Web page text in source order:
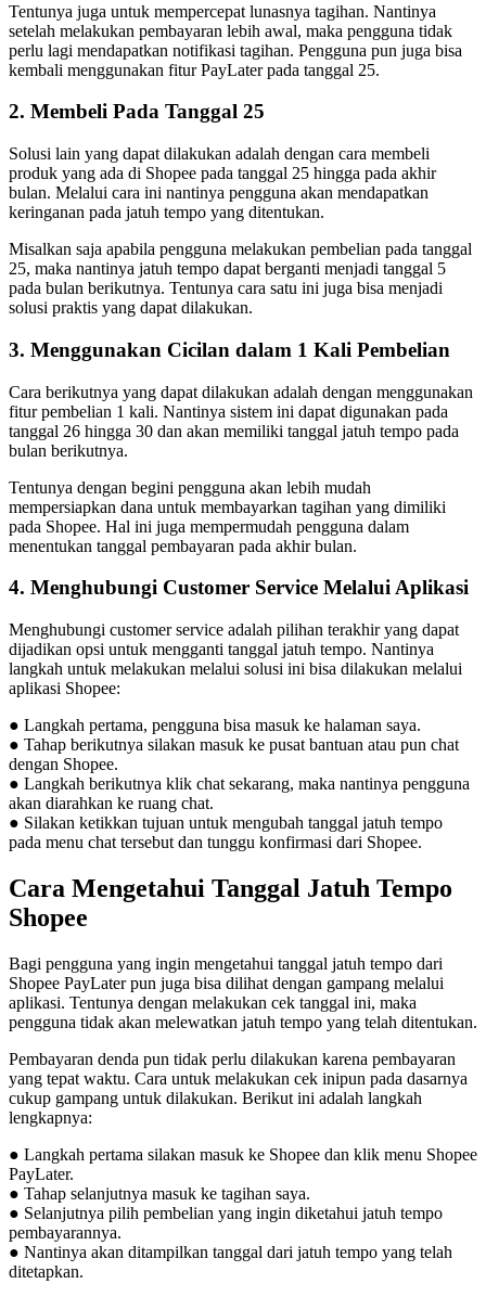
Tentunya juga untuk mempercepat lunasnya tagihan. Nantinya
setelah melakukan pembayaran lebih awal, maka pengguna tidak
perlu lagi mendapatkan notifikasi tagihan. Pengguna pun juga bisa
kembali menggunakan fitur PayLater pada tanggal 25.
2. Membeli Pada Tanggal 25
Solusi lain yang dapat dilakukan adalah dengan cara membeli
produk yang ada di Shopee pada tanggal 25 hingga pada akhir
bulan. Melalui cara ini nantinya pengguna akan mendapatkan
keringanan pada jatuh tempo yang ditentukan.
Misalkan saja apabila pengguna melakukan pembelian pada tanggal
25, maka nantinya jatuh tempo dapat berganti menjadi tanggal 5
pada bulan berikutnya. Tentunya cara satu ini juga bisa menjadi
solusi praktis yang dapat dilakukan.
3. Menggunakan Cicilan dalam 1 Kali Pembelian
Cara berikutnya yang dapat dilakukan adalah dengan menggunakan
fitur pembelian 1 kali. Nantinya sistem ini dapat digunakan pada
tanggal 26 hingga 30 dan akan memiliki tanggal jatuh tempo pada
bulan berikutnya.
Tentunya dengan begini pengguna akan lebih mudah
mempersiapkan dana untuk membayarkan tagihan yang dimiliki
pada Shopee. Hal ini juga mempermudah pengguna dalam
menentukan tanggal pembayaran pada akhir bulan.
4. Menghubungi Customer Service Melalui Aplikasi
Menghubungi customer service adalah pilihan terakhir yang dapat
dijadikan opsi untuk mengganti tanggal jatuh tempo. Nantinya
langkah untuk melakukan melalui solusi ini bisa dilakukan melalui
aplikasi Shopee:
● Langkah pertama, pengguna bisa masuk ke halaman saya.
● Tahap berikutnya silakan masuk ke pusat bantuan atau pun chat
dengan Shopee.
● Langkah berikutnya klik chat sekarang, maka nantinya pengguna
akan diarahkan ke ruang chat.
● Silakan ketikkan tujuan untuk mengubah tanggal jatuh tempo
pada menu chat tersebut dan tunggu konfirmasi dari Shopee.
Cara Mengetahui Tanggal Jatuh Tempo
Shopee
Bagi pengguna yang ingin mengetahui tanggal jatuh tempo dari
Shopee PayLater pun juga bisa dilihat dengan gampang melalui
aplikasi. Tentunya dengan melakukan cek tanggal ini, maka
pengguna tidak akan melewatkan jatuh tempo yang telah ditentukan.
Pembayaran denda pun tidak perlu dilakukan karena pembayaran
yang tepat waktu. Cara untuk melakukan cek inipun pada dasarnya
cukup gampang untuk dilakukan. Berikut ini adalah langkah
lengkapnya:
● Langkah pertama silakan masuk ke Shopee dan klik menu Shopee
PayLater.
● Tahap selanjutnya masuk ke tagihan saya.
● Selanjutnya pilih pembelian yang ingin diketahui jatuh tempo
pembayarannya.
● Nantinya akan ditampilkan tanggal dari jatuh tempo yang telah
ditetapkan.